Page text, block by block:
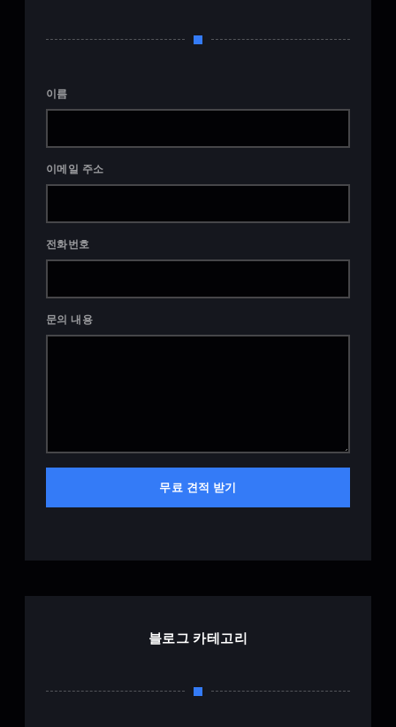
이름
이메일 주소
전화번호
문의 내용
무료 견적 받기
블로그 카테고리